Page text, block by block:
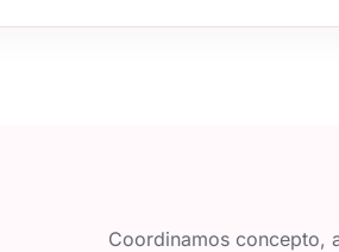
Coordinamos concepto,